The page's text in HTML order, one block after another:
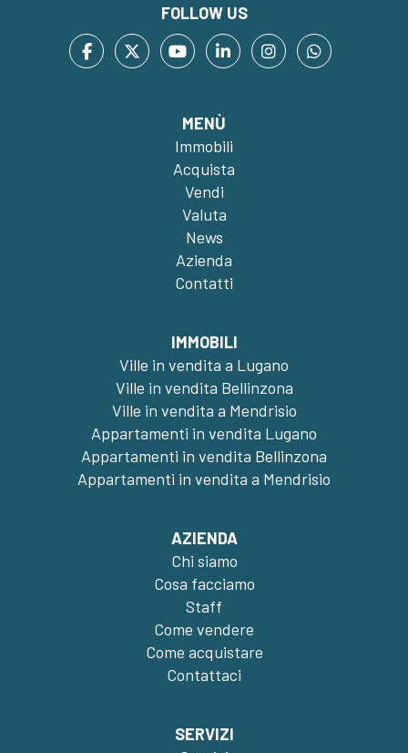
FOLLOW US
MENÙ
Immobili
Acquista
Vendi
Valuta
News
Azienda
Contatti
IMMOBILI
Ville in vendita a Lugano
Ville in vendita Bellinzona
Ville in vendita a Mendrisio
Appartamenti in vendita Lugano
Appartamenti in vendita Bellinzona
Appartamenti in vendita a Mendrisio
AZIENDA
Chi siamo
Cosa facciamo
Staff
Come vendere
Come acquistare
Contattaci
SERVIZI